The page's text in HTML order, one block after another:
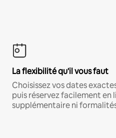
La flexibilité qu'il vous faut
Choisissez vos dates
puis réservez facilement en
supplémentaire ni